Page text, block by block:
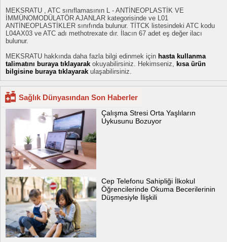
MEKSRATU , ATC sınıflamasının L - ANTİNEOPLASTİK VE
İMMÜNOMODÜLATÖR AJANLAR kategorisinde ve L01
ANTİNEOPLASTİKLER sınıfında bulunur. TİTCK listesindeki ATC kodu
L04AX03 ve ATC adı methotrexate dır. İlacın 67 adet eş değer ilacı
bulunur.
MEKSRATU hakkında daha fazla bilgi edinmek için hasta kullanma
talimatını buraya tıklayarak okuyabilirsiniz. Hekimseniz, kısa ürün
bilgisine buraya tıklayarak ulaşabilirsiniz.
Sağlık Dünyasından Son Haberler
Çalışma Stresi Orta Yaşlıların
Uykusunu Bozuyor
Cep Telefonu Sahipliği İlkokul
Öğrencilerinde Okuma Becerilerinin
Düşmesiyle İlişkili